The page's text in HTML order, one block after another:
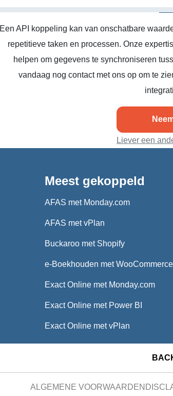
Een API koppeling kan van onschatbare
repetitieve taken en processen. Onze
helpen om gegevens te synchroniseren
vandaag nog contact met ons op om te
Liever een
Meest gekoppeld
AFAS met Monday.com
AFAS met vPlan
Buckaroo met Shopify
e-Boekhouden met WooCommerce
Exact Online met Monday.com
Exact Online met Power BI
Exact Online met vPlan
ALGEMENE VOORWAARDEN